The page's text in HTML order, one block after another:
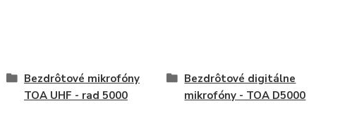
Bezdrôtové mikrofóny
TOA UHF - rad 5000
Bezdrôtové digitálne
mikrofóny - TOA D5000